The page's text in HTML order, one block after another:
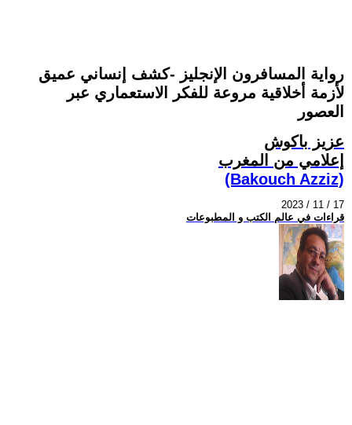
رواية المسافرون الإنجليز -كشف إنساني عميق
لأزمة أخلاقية مروعة للفكر الاستعماري عبر
العصور
عزيز باكوش
إعلامي من المغرب
(Bakouch Azziz)
2023 / 11 / 17
قراءات في عالم الكتب و المطبوعات